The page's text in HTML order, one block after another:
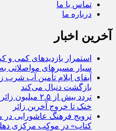
تماس با ما
درباره ما
آخرین اخبار
استمرار بازدیدهای کمی
سیار مسیرهای مواصلاتی
آبفای ایلام تأمین آب شرب
بازگشت دنبال می‌کند
تردد بیش از
خنک تا خروج آخرین زائر
ترویج فرهنگ عاشورایی در
کتاب» در موکب مرکزی